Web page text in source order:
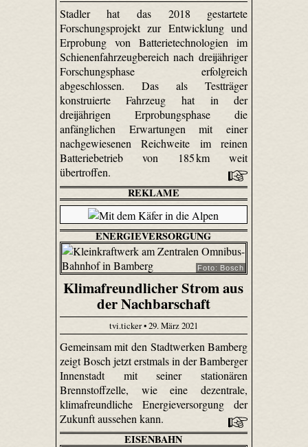
Stadler hat das 2018 gestartete
Forschungsprojekt zur Entwicklung und
Erprobung von Batterietechnologien im
Schienenfahrzeugbereich nach dreijähriger
Forschungsphase erfolgreich
abgeschlossen. Das als Testträger
konstruierte Fahrzeug hat in der
dreijährigen Erprobungsphase die
anfänglichen Erwartungen mit einer
nachgewiesenen Reichweite im reinen
Batteriebetrieb von 185 km weit
übertroffen.
REKLAME
ENERGIEVERSORGUNG
Foto: Bosch
Klimafreundlicher Strom aus
der Nachbarschaft
tvi.ticker • 29. März 2021
Gemeinsam mit den Stadtwerken Bamberg
zeigt Bosch jetzt erstmals in der Bamberger
Innenstadt mit seiner stationären
Brennstoffzelle, wie eine dezentrale,
klimafreundliche Energieversorgung der
Zukunft aussehen kann.
EISENBAHN